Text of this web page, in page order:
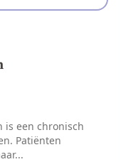
een chronisch
Patiënten